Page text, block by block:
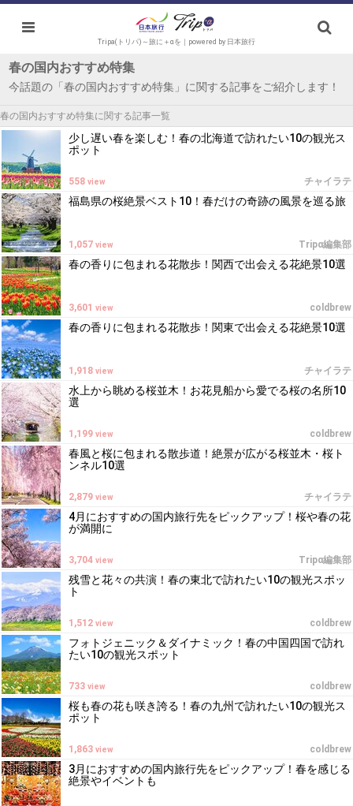
Tripa(トリパ)～旅に＋αを｜powered by 日本旅行
春の国内おすすめ特集
今話題の「春の国内おすすめ特集」に関する記事をご紹介します！
春の国内おすすめ特集に関する記事一覧
少し遅い春を楽しむ！春の北海道で訪れたい10の観光ス
ポット
チャイラテ
558 view
福島県の桜絶景ベスト10！春だけの奇跡の風景を巡る旅
Tripα編集部
1,057 view
春の香りに包まれる花散歩！関西で出会える花絶景10選
coldbrew
3,601 view
春の香りに包まれる花散歩！関東で出会える花絶景10選
チャイラテ
1,918 view
水上から眺める桜並木！お花見船から愛でる桜の名所10
選
coldbrew
1,199 view
春風と桜に包まれる散歩道！絶景が広がる桜並木・桜ト
ンネル10選
チャイラテ
2,879 view
4月におすすめの国内旅行先をピックアップ！桜や春の花
が満開に
Tripα編集部
3,704 view
残雪と花々の共演！春の東北で訪れたい10の観光スポッ
ト
coldbrew
1,512 view
フォトジェニック＆ダイナミック！春の中国四国で訪れ
たい10の観光スポット
coldbrew
733 view
桜も春の花も咲き誇る！春の九州で訪れたい10の観光ス
ポット
coldbrew
1,863 view
3月におすすめの国内旅行先をピックアップ！春を感じる
絶景やイベントも